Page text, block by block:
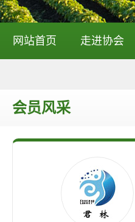
网站首页 走进协会
会员风采